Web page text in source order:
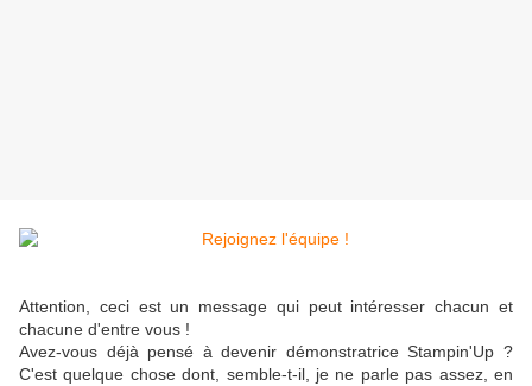
Attention, ceci est un message qui peut intéresser chacun et
chacune d'entre vous !
Avez-vous déjà pensé à devenir démonstratrice Stampin'Up ?
C'est quelque chose dont, semble-t-il, je ne parle pas assez, en